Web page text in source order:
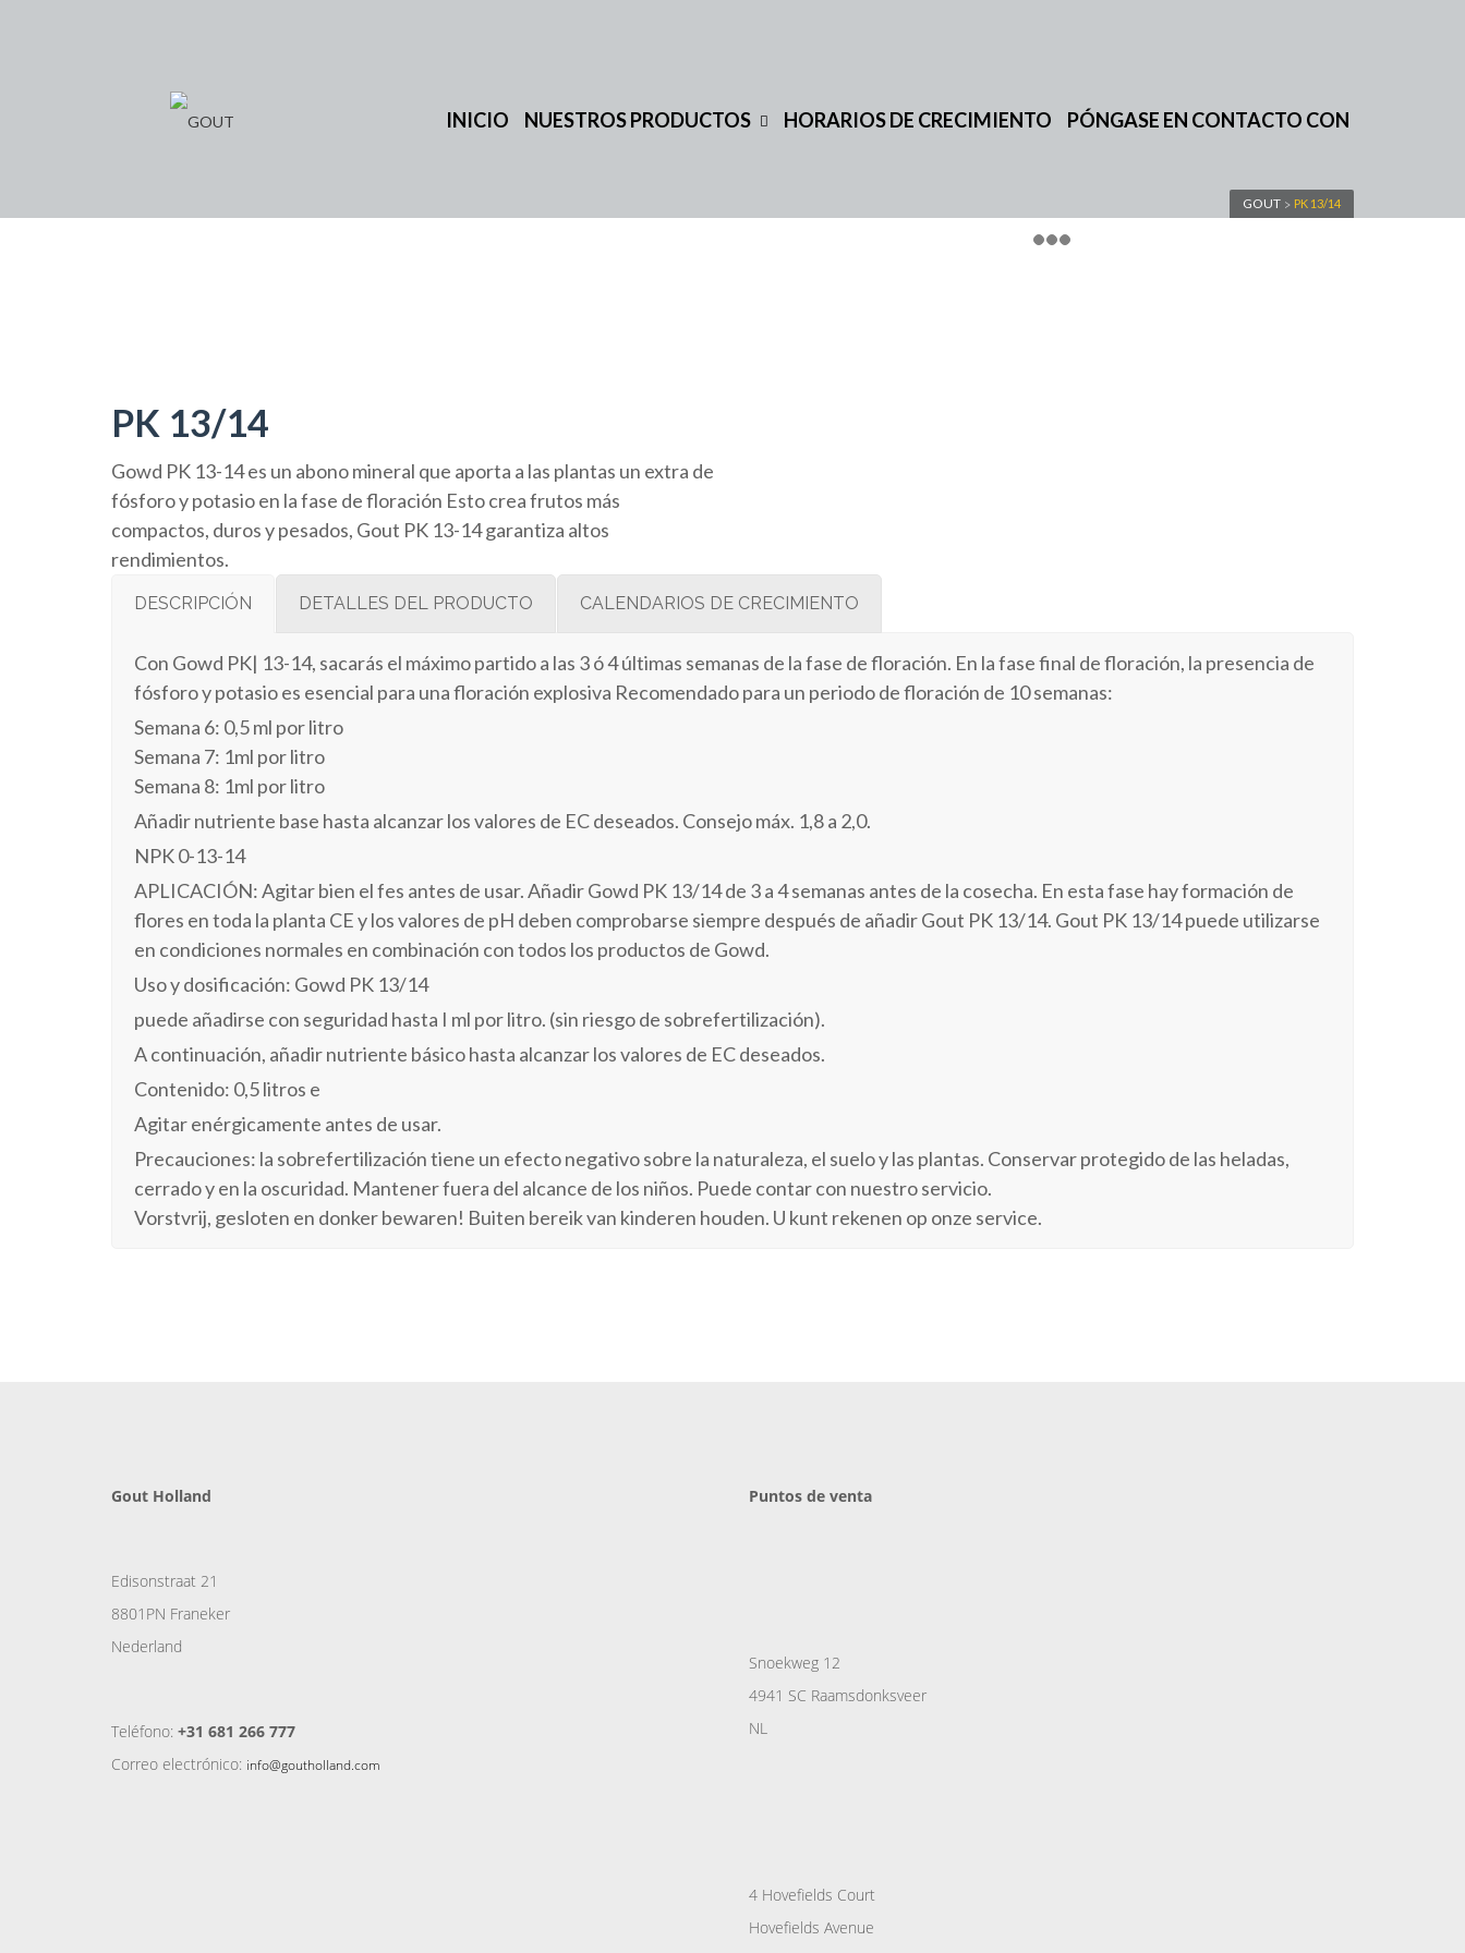
INICIO NUESTROS PRODUCTOS HORARIOS DE CRECIMIENTO PÓNGASE EN CONTACTO CON
GOUT > PK 13/14
PK 13/14
Gowd PK 13-14 es un abono mineral que aporta a las plantas un extra de
fósforo y potasio en la fase de floración Esto crea frutos más
compactos, duros y pesados, Gout PK 13-14 garantiza altos
rendimientos.
DESCRIPCIÓN DETALLES DEL PRODUCTO CALENDARIOS DE CRECIMIENTO
Con Gowd PK| 13-14, sacarás el máximo partido a las 3 ó 4 últimas semanas de la fase de floración. En la fase final de floración, la presencia de
fósforo y potasio es esencial para una floración explosiva Recomendado para un periodo de floración de 10 semanas:
Semana 6: 0,5 ml por litro
Semana 7: 1ml por litro
Semana 8: 1ml por litro
Añadir nutriente base hasta alcanzar los valores de EC deseados. Consejo máx. 1,8 a 2,0.
NPK 0-13-14
APLICACIÓN: Agitar bien el fes antes de usar. Añadir Gowd PK 13/14 de 3 a 4 semanas antes de la cosecha. En esta fase hay formación de
flores en toda la planta CE y los valores de pH deben comprobarse siempre después de añadir Gout PK 13/14. Gout PK 13/14 puede utilizarse
en condiciones normales en combinación con todos los productos de Gowd.
Uso y dosificación: Gowd PK 13/14
puede añadirse con seguridad hasta I ml por litro. (sin riesgo de sobrefertilización).
A continuación, añadir nutriente básico hasta alcanzar los valores de EC deseados.
Contenido: 0,5 litros e
Agitar enérgicamente antes de usar.
Precauciones: la sobrefertilización tiene un efecto negativo sobre la naturaleza, el suelo y las plantas. Conservar protegido de las heladas,
cerrado y en la oscuridad. Mantener fuera del alcance de los niños. Puede contar con nuestro servicio.
Vorstvrij, gesloten en donker bewaren! Buiten bereik van kinderen houden. U kunt rekenen op onze service.
Gout Holland
Edisonstraat 21
8801PN Franeker
Nederland
Teléfono: +31 681 266 777
Correo electrónico: info@goutholland.com
Puntos de venta
Snoekweg 12
4941 SC Raamsdonksveer
NL
4 Hovefields Court
Hovefields Avenue